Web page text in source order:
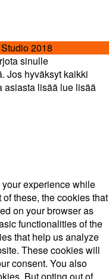
2018
sinulle
Jos hyväksyt kaikki
asiasta lisää lue lisää
experience while
these, the cookies that
on your browser as
functionalities of the
that help us analyze
These cookies will
consent. You also